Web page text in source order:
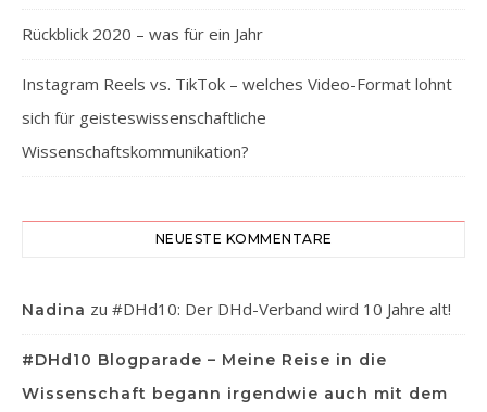
Rückblick 2020 – was für ein Jahr
Instagram Reels vs. TikTok – welches Video-Format lohnt
sich für geisteswissenschaftliche
Wissenschaftskommunikation?
NEUESTE KOMMENTARE
Nadina zu #DHd10: Der DHd-Verband wird 10 Jahre alt!
#DHd10 Blogparade – Meine Reise in die
Wissenschaft begann irgendwie auch mit dem